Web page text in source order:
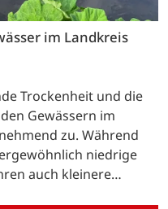
im Landkreis
Trockenheit und die
Gewässern im
zu. Während
niedrige
auch kleinere…